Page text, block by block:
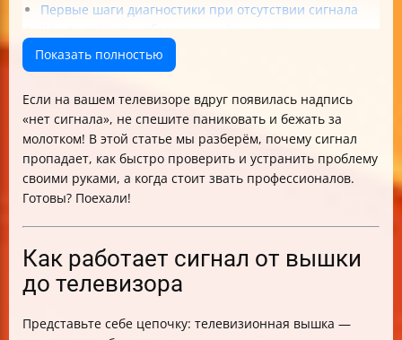
Первые шаги диагностики при отсутствии сигнала
Использование мультиметра для диагностики
Проверка приставки и тюнера
Обновление прошивки Smart TV
Когда обращаться в сервис
Финальный чек-лист диагностики сигнала
Частые ошибки при самостоятельном ремонте
Пример сценария «до» и «после»
Заключение
Показать полностью
Если на вашем телевизоре вдруг появилась надпись
«нет сигнала», не спешите паниковать и бежать за
молотком! В этой статье мы разберём, почему сигнал
пропадает, как быстро проверить и устранить проблему
своими руками, а когда стоит звать профессионалов.
Готовы? Поехали!
Как работает сигнал от вышки
до телевизора
Представьте себе цепочку: телевизионная вышка —